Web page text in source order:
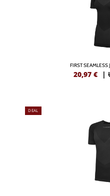
FIRST SEAMLESS
20,97 € |
DEAL